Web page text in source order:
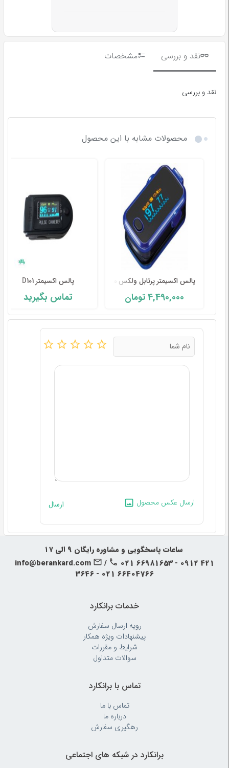
نقد و بررسی مشخصات
نقد و بررسی
محصولات مشابه با این محصول
پالس اکسیمتر پرتابل ولکس مدل A310
4,490,000 تومان
پالس اکسیمتر D101
تماس بگیرید
ارسال عکس محصول ارسال
‍‍ ساعات پاسخگویی و مشاوره رایگان ۹ الی ۱۷
info@berankard.com
/
021 66981653 - 0912 421
3646 - 021 66404766
خدمات برانکارد
رویه‌ ارسال سفارش
پیشنهادات ویژه همکار
شرایط و مقررات
سوالات متداول
تماس با برانکارد
تماس با ما
درباره ما
رهگیری سفارش
برانکارد در شبکه های اجتماعی